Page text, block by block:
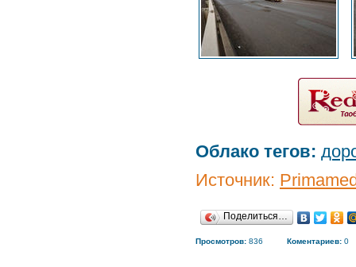
Облако тегов:
Источник:
Поделиться…
Просмотров: 836 Коментариев: 0